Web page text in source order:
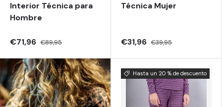
Interior Técnica para
Hombre
€71,96 €89,95
Técnica Mujer
€31,96 €39,95
Hasta un 20 % de descuento